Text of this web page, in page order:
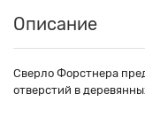
Описание
Сверло Форстнера
отверстий в